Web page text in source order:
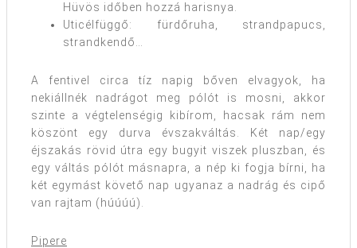
Hüvös időben hozzá harisnya.
Uticélfüggő: fürdőruha, strandpapucs,
strandkendő…
A fentivel circa tíz napig bőven elvagyok, ha
nekiállnék nadrágot meg pólót is mosni, akkor
szinte a végtelenségig kibírom, hacsak rám nem
köszönt egy durva évszakváltás. Két nap/egy
éjszakás rövid útra egy bugyit viszek pluszban, és
egy váltás pólót másnapra, a nép ki fogja bírni, ha
két egymást követő nap ugyanaz a nadrág és cipő
van rajtam (húúúú).
Pipere